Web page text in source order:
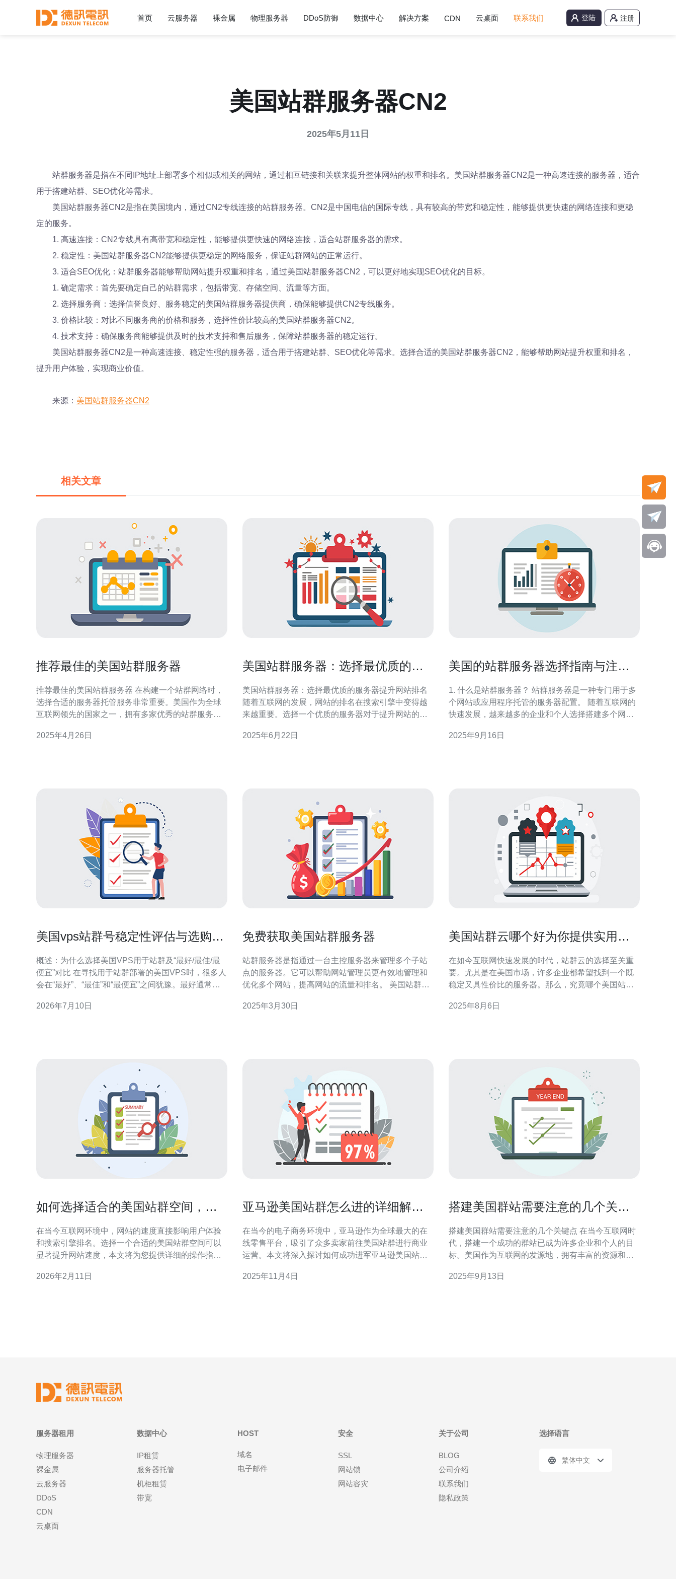
首页 云服务器 裸金属 物理服务器 DDoS防御 数据中心 解决方案 CDN 云桌面 联系我们 登陆 注册
美国站群服务器CN2
2025年5月11日
站群服务器是指在不同IP地址上部署多个相似或相关的网站，通过相互链接和关联来提升整体网站的权重和排名。美国站群服务器CN2是一种高速连接的服务器，适合
用于搭建站群、SEO优化等需求。
美国站群服务器CN2是指在美国境内，通过CN2专线连接的站群服务器。CN2是中国电信的国际专线，具有较高的带宽和稳定性，能够提供更快速的网络连接和更稳
定的服务。
1. 高速连接：CN2专线具有高带宽和稳定性，能够提供更快速的网络连接，适合站群服务器的需求。
2. 稳定性：美国站群服务器CN2能够提供更稳定的网络服务，保证站群网站的正常运行。
3. 适合SEO优化：站群服务器能够帮助网站提升权重和排名，通过美国站群服务器CN2，可以更好地实现SEO优化的目标。
1. 确定需求：首先要确定自己的站群需求，包括带宽、存储空间、流量等方面。
2. 选择服务商：选择信誉良好、服务稳定的美国站群服务器提供商，确保能够提供CN2专线服务。
3. 价格比较：对比不同服务商的价格和服务，选择性价比较高的美国站群服务器CN2。
4. 技术支持：确保服务商能够提供及时的技术支持和售后服务，保障站群服务器的稳定运行。
美国站群服务器CN2是一种高速连接、稳定性强的服务器，适合用于搭建站群、SEO优化等需求。选择合适的美国站群服务器CN2，能够帮助网站提升权重和排名，
提升用户体验，实现商业价值。
来源： 美国站群服务器CN2
相关文章
推荐最佳的美国站群服务器
推荐最佳的美国站群服务器 在构建一个站群网络时，
选择合适的服务器托管服务非常重要。美国作为全球
互联网领先的国家之一，拥有多家优秀的站群服务器
器，帮助您在搭建站群网络时做出明智的选择。 ABC
2025年4月26日
美国站群服务器：选择最优质的服
美国站群服务器：选择最优质的服务器提升网站排名
随着互联网的发展，网站的排名在搜索引擎中变得越
来越重要。选择一个优质的服务器对于提升网站的排
探讨如何选择最优质的服务器来提升网站排名。 美国
2025年6月22日
美国的站群服务器选择指南与注意
1. 什么是站群服务器？ 站群服务器是一种专门用于多
个网站或应用程序托管的服务器配置。 随着互联网的
快速发展，越来越多的企业和个人选择搭建多个网站
站，提供更高的效率和安全性。 在美国，由于其强大
2025年9月16日
美国vps站群号稳定性评估与选购评
概述：为什么选择美国VPS用于站群及“最好/最佳/最
便宜”对比 在寻找用于站群部署的美国VPS时，很多人
会在“最好”、“最佳”和“最便宜”之间犹豫。最好通常指
间达到平衡的选择，而最便宜强调最低成本但可能牺
2026年7月10日
免费获取美国站群服务器
站群服务器是指通过一台主控服务器来管理多个子站
点的服务器。它可以帮助网站管理员更有效地管理和
优化多个网站，提高网站的流量和排名。 美国站群服
的互联网基础设施，提供稳定可靠的网络环境，保证
2025年3月30日
美国站群云哪个好为你提供实用建
在如今互联网快速发展的时代，站群云的选择至关重
要。尤其是在美国市场，许多企业都希望找到一个既
稳定又具性价比的服务器。那么，究竟哪个美国站群
同的服务器选项，分析它们的优势与劣势，帮助您找
2025年8月6日
如何选择适合的美国站群空间，提
在当今互联网环境中，网站的速度直接影响用户体验
和搜索引擎排名。选择一个合适的美国站群空间可以
显著提升网站速度，本文将为您提供详细的操作指
涵盖从选择站群空间的基本要素到具体的操作步骤，
2026年2月11日
亚马逊美国站群怎么进的详细解读
在当今的电子商务环境中，亚马逊作为全球最大的在
线零售平台，吸引了众多卖家前往美国站群进行商业
运营。本文将深入探讨如何成功进军亚马逊美国站
注意的事项，以期帮助您更好地在这个竞争激烈的市
2025年11月4日
搭建美国群站需要注意的几个关键
搭建美国群站需要注意的几个关键点 在当今互联网时
代，搭建一个成功的群站已成为许多企业和个人的目
标。美国作为互联网的发源地，拥有丰富的资源和流
的过程中，有几个关键点需要特别注意。本文将为您
2025年9月13日
服务器租用
物理服务器
裸金属
云服务器
DDoS
CDN
云桌面
数据中心
IP租赁
服务器托管
机柜租赁
带宽
HOST
域名
电子邮件
安全
SSL
网站锁
网站容灾
关于公司
BLOG
公司介绍
联系我们
隐私政策
选择语言
繁体中文